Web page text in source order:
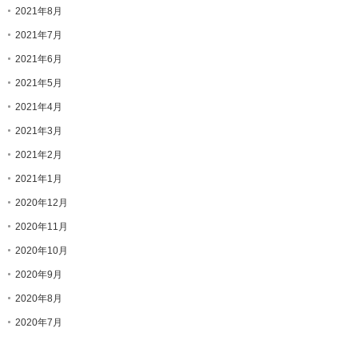
2021年8月
2021年7月
2021年6月
2021年5月
2021年4月
2021年3月
2021年2月
2021年1月
2020年12月
2020年11月
2020年10月
2020年9月
2020年8月
2020年7月